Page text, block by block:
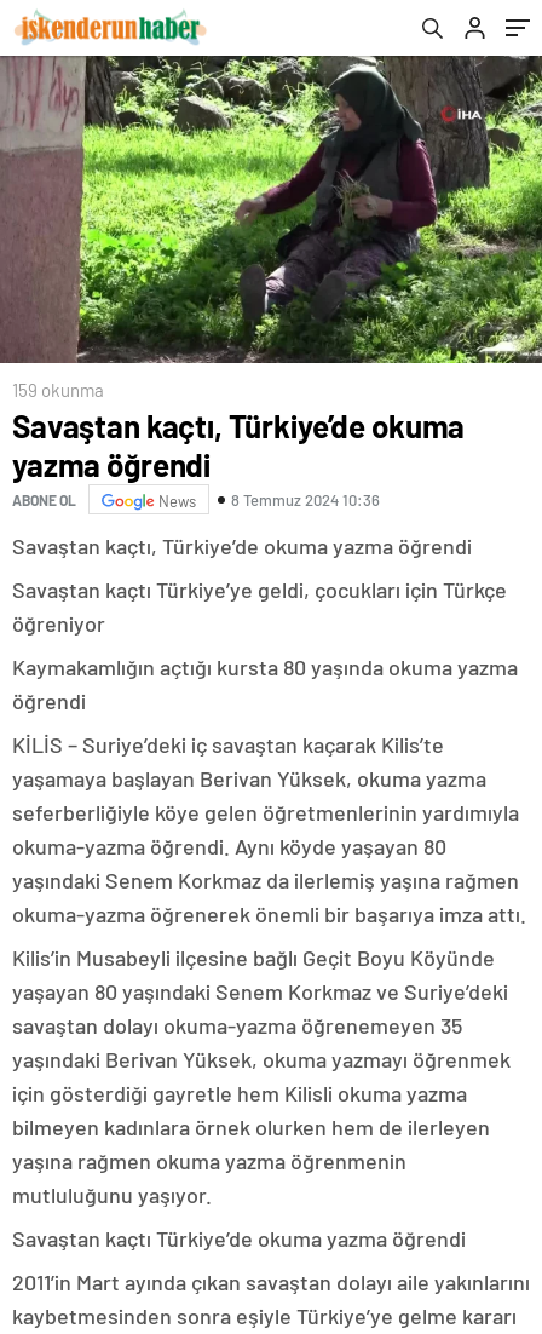
159 okunma
Savaştan kaçtı, Türkiye’de okuma
yazma öğrendi
ABONE OL News 8 Temmuz 2024 10:36
Savaştan kaçtı, Türkiye’de okuma yazma öğrendi
Savaştan kaçtı Türkiye’ye geldi, çocukları için Türkçe
öğreniyor
Kaymakamlığın açtığı kursta 80 yaşında okuma yazma
öğrendi
KİLİS – Suriye’deki iç savaştan kaçarak Kilis’te
yaşamaya başlayan Berivan Yüksek, okuma yazma
seferberliğiyle köye gelen öğretmenlerinin yardımıyla
okuma-yazma öğrendi. Aynı köyde yaşayan 80
yaşındaki Senem Korkmaz da ilerlemiş yaşına rağmen
okuma-yazma öğrenerek önemli bir başarıya imza attı.
Kilis’in Musabeyli ilçesine bağlı Geçit Boyu Köyünde
yaşayan 80 yaşındaki Senem Korkmaz ve Suriye’deki
savaştan dolayı okuma-yazma öğrenemeyen 35
yaşındaki Berivan Yüksek, okuma yazmayı öğrenmek
için gösterdiği gayretle hem Kilisli okuma yazma
bilmeyen kadınlara örnek olurken hem de ilerleyen
yaşına rağmen okuma yazma öğrenmenin
mutluluğunu yaşıyor.
Savaştan kaçtı Türkiye’de okuma yazma öğrendi
2011’in Mart ayında çıkan savaştan dolayı aile yakınlarını
kaybetmesinden sonra eşiyle Türkiye’ye gelme kararı